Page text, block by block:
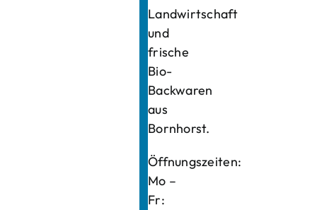
Landwirtschaft
und
frische
Bio-
Backwaren
aus
Bornhorst.
Öffnungszeiten:
Mo –
Fr: